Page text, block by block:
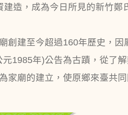
建造，成為今日所見的新竹鄭
創建至今超過160年歷史，
元1985年)公告為古蹟，從了
家廟的建立，使原鄉來臺共